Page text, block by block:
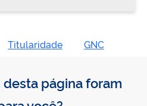
Titularidade GNC
página foram